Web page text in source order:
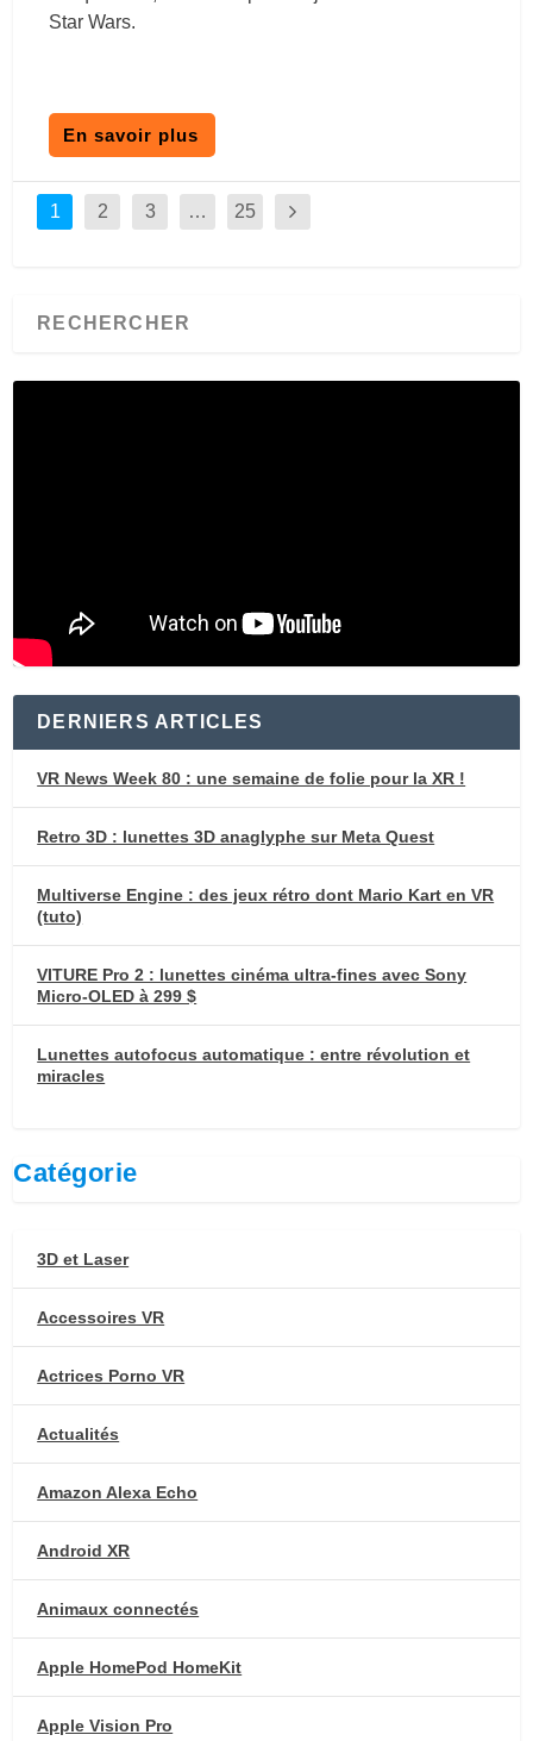
Star Wars.
En savoir plus
1 2 3 … 25
DERNIERS ARTICLES
VR News Week 80 : une semaine de folie pour la XR !
Retro 3D : lunettes 3D anaglyphe sur Meta Quest
Multiverse Engine : des jeux rétro dont Mario Kart en VR
(tuto)
VITURE Pro 2 : lunettes cinéma ultra-fines avec Sony
Micro-OLED à 299 $
Lunettes autofocus automatique : entre révolution et
miracles
Catégorie
3D et Laser
Accessoires VR
Actrices Porno VR
Actualités
Amazon Alexa Echo
Android XR
Animaux connectés
Apple HomePod HomeKit
Apple Vision Pro